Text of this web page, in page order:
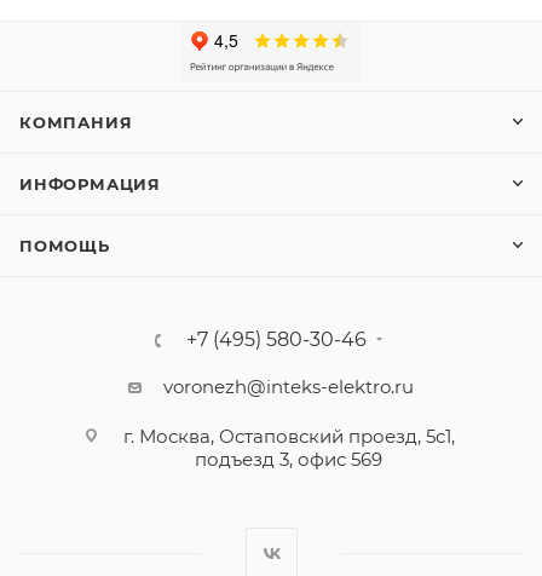
КОМПАНИЯ
ИНФОРМАЦИЯ
ПОМОЩЬ
+7 (495) 580-30-46
voronezh@inteks-elektro.ru
г. Москва, Остаповский проезд, 5с1,
подъезд 3, офис 569